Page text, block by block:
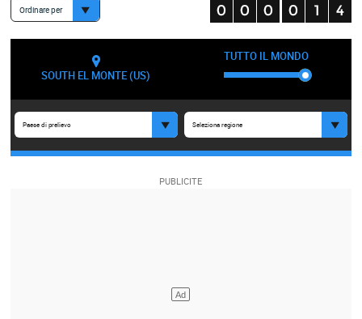
Ordinare per
SOUTH EL MONTE (US)
TUTTO IL MONDO
Paese di prelievo Seleziona regione